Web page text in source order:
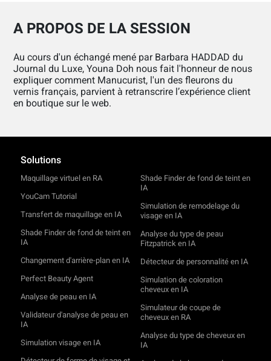
A PROPOS DE LA SESSION
Au cours d'un échangé mené par Barbara HADDAD du
Journal du Luxe, Youna Doh nous fait l'honneur de nous
expliquer comment Manucurist, l'un des fleurons du
vernis français, parvient à retranscrire l’expérience client
en boutique sur le web.
Solutions
Maquillage virtuel en RA
YouCam Tutorial
Transfert de maquillage en IA
Shade Finder de fond de teint en
IA
Changement d'arrière-plan en IA
Perfect Beauty Agent
Analyse de peau en IA
Validateur d'analyse de peau en
IA
Simulation visage en IA
Shade Finder de fond de teint en
IA
Simulation de remodelage du
visage en IA
Analyse du type de peau
Fitzpatrick en IA
Détecteur de personnalité en IA
Simulation de coloration
cheveux en IA
Simulateur de coupe de
cheveux en RA
Analyse du type de cheveux en
IA